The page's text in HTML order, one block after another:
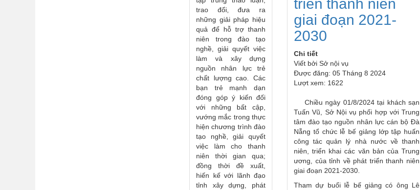
trao đổi, đưa ra
những giải pháp hiệu
quả để hỗ trợ thanh
niên trong đào tạo
nghề, giải quyết việc
làm và xây dựng
nguồn nhân lực trẻ
chất lượng cao. Các
bạn trẻ mạnh dạn
đóng góp ý kiến đối
với những bất cập,
vướng mắc trong thực
hiện chương trình đào
tạo nghề, giải quyết
việc làm cho thanh
niên thời gian qua;
đồng thời đề xuất,
hiến kế với lãnh đạo
tỉnh xây dựng, phát
triển thanh niên
giai đoạn 2021-
2030
Chi tiết
Viết bởi Sở nội vụ
Được đăng: 05 Tháng 8 2024
Lượt xem: 1622
Chiều ngày 01/8/2024 tại khách sạn
Tuấn Vũ, Sở Nội vụ phối hợp với Trung
tâm đào tạo nguồn nhân lực cán bộ Đà
Nẵng tổ chức lễ bế giảng lớp tập huấn
công tác quản lý nhà nước về thanh
niên, triển khai các văn bản của Trung
ương, của tỉnh về phát triển thanh niên
giai đoạn 2021-2030.
Tham dự buổi lễ bế giảng có ông Lê